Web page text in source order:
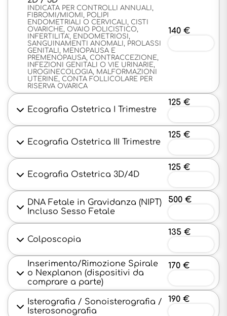
INDICATA PER CONTROLLI ANNUALI,
FIBROMI/MIOMI, POLIPI
ENDOMETRIALI O CERVICALI, CISTI
OVARICHE, OVAIO POLICISTICO,
INFERTILITA', ENDOMETRIOSI,
SANGUINAMENTI ANOMALI, PROLASSI
GENITALI, MENOPAUSA E
PREMENOPAUSA, CONTRACCEZIONE,
INFEZIONI GENITALI O VIE URINARIE,
UROGINECOLOGIA, MALFORMAZIONI
UTERINE, CONTA FOLLICOLARE PER
RISERVA OVARICA
140 €
Ecografia Ostetrica I Trimestre
125 €
Ecografia Ostetrica III Trimestre
125 €
Ecografia Ostetrica 3D/4D
125 €
DNA Fetale in Gravidanza (NIPT)
Incluso Sesso Fetale
500 €
Colposcopia
135 €
Inserimento/Rimozione Spirale
o Nexplanon (dispositivi da
comprare a parte)
170 €
Isterografia / Sonoisterografia /
Isterosonografia
190 €